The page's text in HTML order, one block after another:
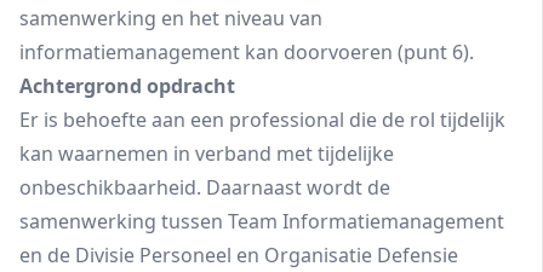
samenwerking en het niveau van
informatiemanagement kan doorvoeren (punt 6).
Achtergrond opdracht
Er is behoefte aan een professional die de rol tijdelijk
kan waarnemen in verband met tijdelijke
onbeschikbaarheid. Daarnaast wordt de
samenwerking tussen Team Informatiemanagement
en de Divisie Personeel en Organisatie Defensie